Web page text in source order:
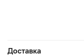
Доставка